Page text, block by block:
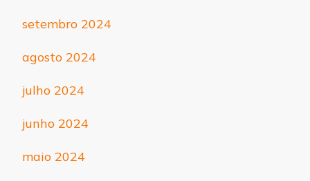
setembro 2024
agosto 2024
julho 2024
junho 2024
maio 2024